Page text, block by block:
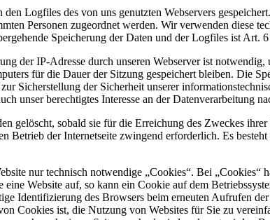
Logfiles des von uns genutzten Webservers
Personen zugeordnet werden. Wir verwenden diese
Speicherung der Daten und der Logfiles ist Art.
der IP-Adresse durch unseren Webserver ist
für die Dauer der Sitzung gespeichert bleiben. Die
Sicherstellung der Sicherheit unserer
unser berechtigtes Interesse an der Datenverarbeitung
gelöscht, sobald sie für die Erreichung des Zweckes
Betrieb der Internetseite zwingend erforderlich. Es
nur technisch notwendige „Cookies“. Bei
eine Website auf, so kann ein Cookie auf dem
Identifizierung des Browsers beim erneuten Aufrufen
Cookies ist, die Nutzung von Websites für Sie zu